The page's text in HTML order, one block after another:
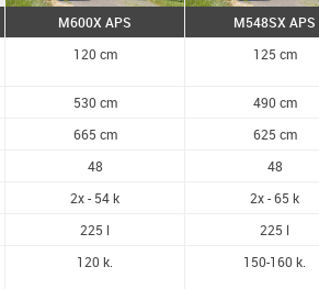
M600X APS
M548SX APS
120 cm
125 cm
530 cm
490 cm
665 cm
625 cm
48
48
2x - 54 k
2x - 65 k
225 l
225 l
120 k.
150-160 k.